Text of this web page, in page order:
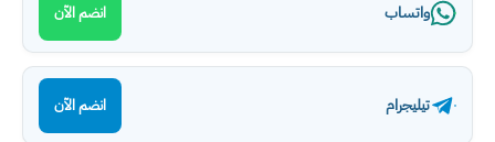
واتساب انضم الآن
تيليجرام انضم الآن